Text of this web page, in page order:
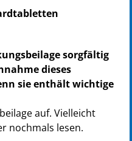
sorgfältig
dieses
sie enthält wichtige
auf. Vielleicht
nochmals lesen.